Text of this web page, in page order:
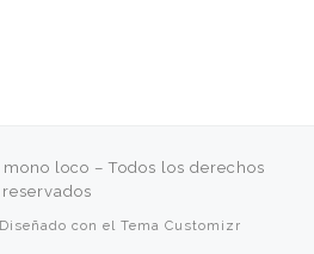
loco – Todos los derechos
reservados
con el Tema Customizr